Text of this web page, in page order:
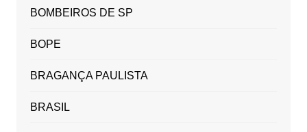
BOMBEIROS DE SP
BOPE
BRAGANÇA PAULISTA
BRASIL